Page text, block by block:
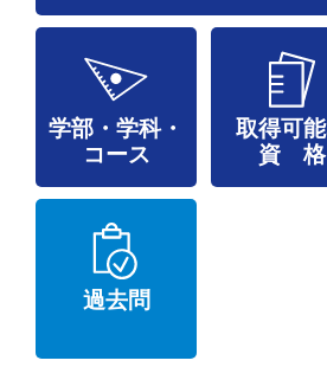
学部・学科・
コース
取得可
資 格
過去問